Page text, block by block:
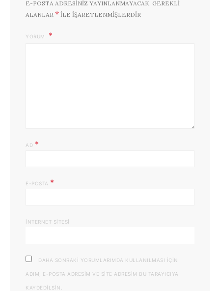
E-POSTA ADRESINIZ YAYINLANMAYACAK. GEREKLI
ALANLAR * ILE IŞARETLENMIŞLERDIR
YORUM
AD *
E-POSTA *
İNTERNET SITESI
DAHA SONRAKI YORUMLARIMDA KULLANILMASI IÇIN
ADIM, E-POSTA ADRESIM VE SITE ADRESIM BU TARAYICIYA
KAYDEDILSIN.